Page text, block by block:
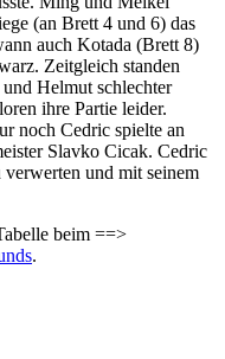
(an Brett 4 und 6) das
auch Kotada (Brett 8)
Zeitgleich standen
Helmut schlechter
ihre Partie leider.
noch Cedric spielte an
Slavko Cicak. Cedric
und mit seinem
beim ==>
.